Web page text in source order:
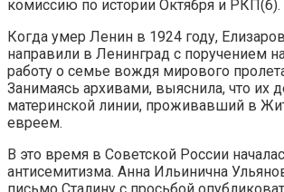
комиссию по истории Октября и РКП(б).
Когда умер Ленин в 1924 году,
направили в Ленинград с поручением
работу о семье вождя мирового
Занимаясь архивами, выяснила, что их
материнской линии, проживавший в
евреем.
В это время в Советской России
антисемитизма. Анна Ильинична